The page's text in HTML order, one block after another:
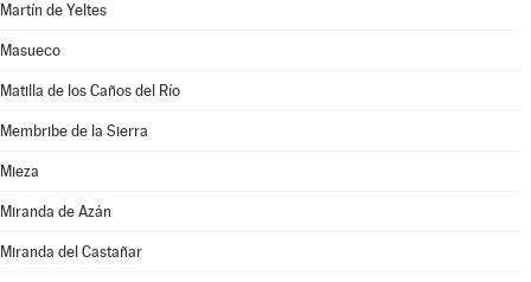
Martín de Yeltes
Masueco
Matilla de los Caños del Río
Membribe de la Sierra
Mieza
Miranda de Azán
Miranda del Castañar